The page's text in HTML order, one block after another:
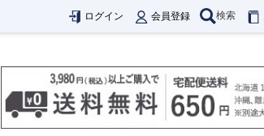
ログイン 会員登録 検索